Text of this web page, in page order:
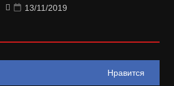
13/11/2019
Нравится